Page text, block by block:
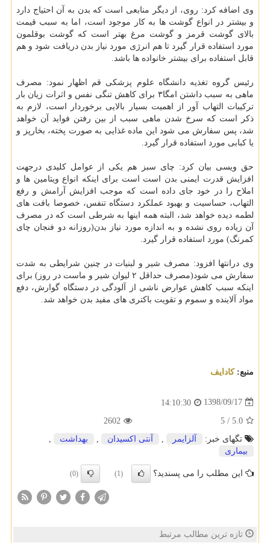
وی اضافه كرد: روی، از دیگر منابعی است كه بدن به آن احتیاج دارد
و بیشتر در انواع گوشت ها به كار موجود است، اما به سبب قیمت
بالای گوشت قرمز و گوشت مرغ بهتر است كه گوشت بوقلمون
مورد استفاده قرار گیرد تا هم انرژی مورد نیاز بدن دریافت شود و هم
قابل استفاده برای بیشتر خانواده ها باشد.
رئیس گروه تغذیه دانشگاه علوم پزشكی قم اظهار نمود: مصرف
ماهی به سبب داشتن امگا۳ برای كاهش تنگی نفس و اثرات زیان بار
تركیبات التهاب آور از اهمیت بسیار بالایی برخوردار است، لازم به
ذكر است كه سرخ شدن ماهی سبب از بین رفتن فواید آن خواهد
شد، پس سفارش می شود این ماده غذایی به صورت پخته، بخارپز و
یا كبابی مورد استفاده قرار گیرد.
حق ویسی بیان كرد: چای سبز هم یكی از عوامل كلیدی درجهت
افزایش قدرت ایمنی بدن است است برای اینكه انواع ویتامین ها و
املاح را در خود جای داده است كه موجب افزایش آرامش و رفع
التهاب، حساسیت و بهبود عملكرد دستگاه تنفس، خصوصا بافت های
لطمه دیده خواهد شد، البته همه اینها به شرطی است كه در مصرف
آن زیاده روی نشده و به اندازه مورد نیاز بدن(روزانه دو فنجان چای
كمرنگ) مورد استفاده قرار گیرد.
وی درانتها افزود: مصرف شیر و لبنیات در چنین شرایطی به شدت
سفارش می شود(مصرف حداقل ۲ لیوان شیر و ماست در روز) برای
اینكه سبب كاهش عوارض ناشی از آلودگی در دستگاه گوارش، دفع
مواد آلاینده و سموم و تقویت باكتری‎ های مفید بدن خواهد شد.
منبع:كادایف
1398/09/17
14:10:30
5.0
/
5
2602
تگهای خبر:
آلزایمر آنتی اكسیدان بهداشت
بیماری
این مطلب را می پسندید؟ (1)
(0)
تازه ترین مطالب مرتبط